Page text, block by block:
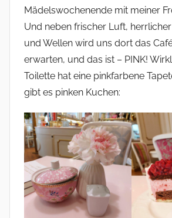
Mädelswochenende mit meiner
Und neben frischer Luft,
und Wellen wird uns dort das
erwarten, und das ist – PINK!
Toilette hat eine pinkfarbene
gibt es pinken Kuchen: